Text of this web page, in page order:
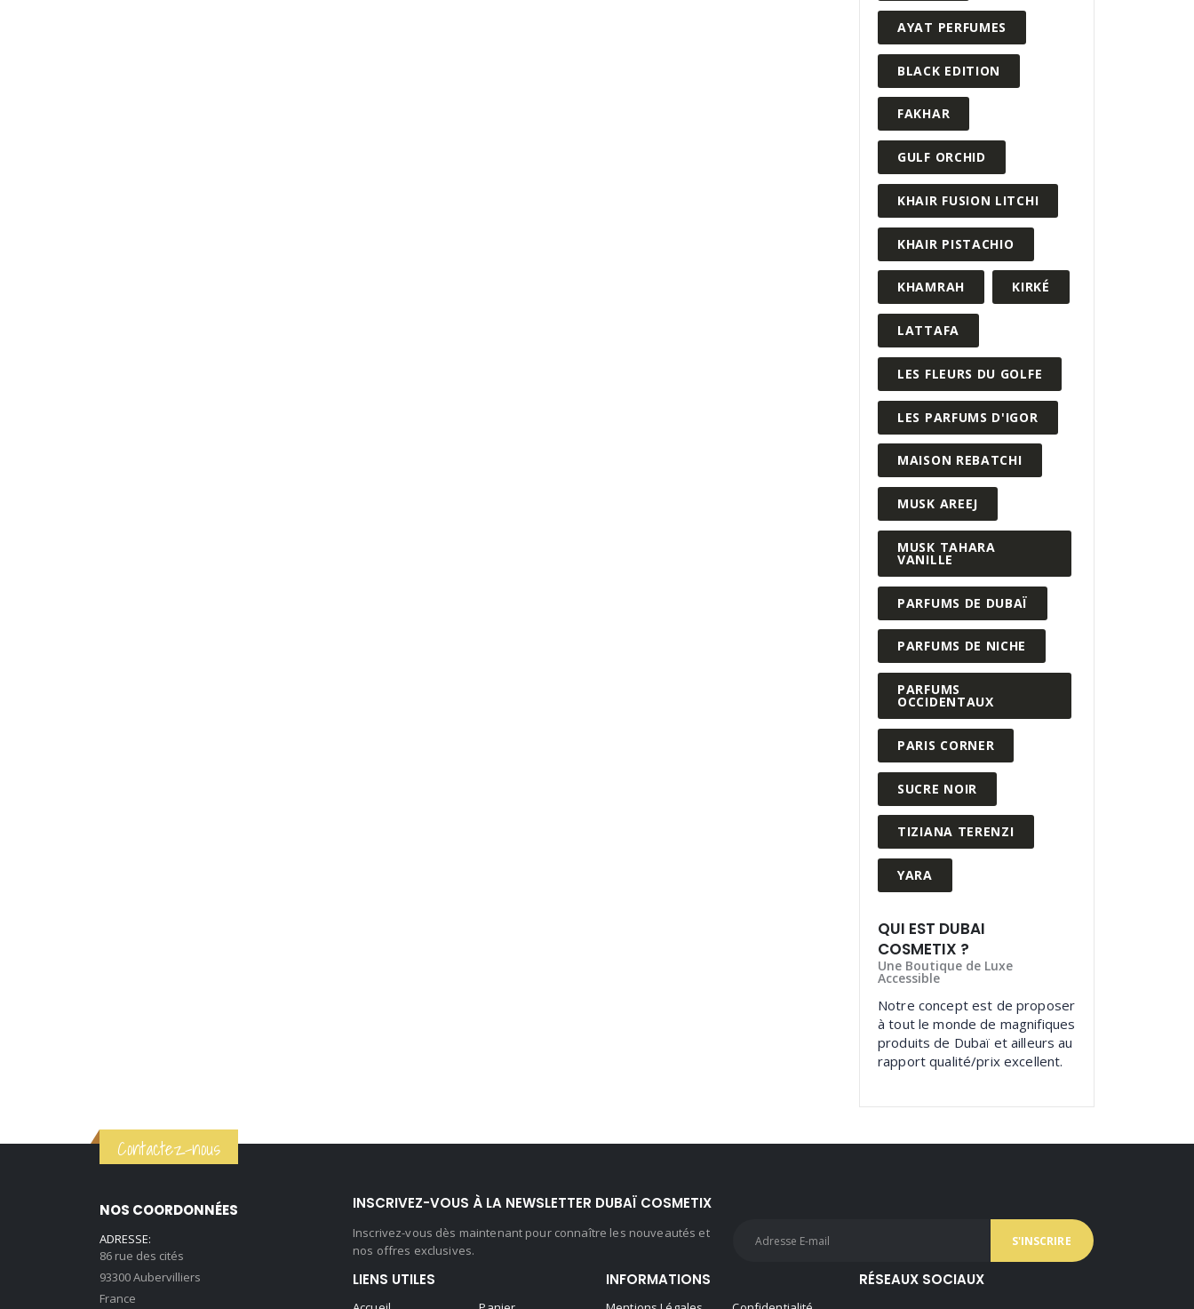
AYAT PERFUMES
BLACK EDITION
FAKHAR
GULF ORCHID
KHAIR FUSION LITCHI
KHAIR PISTACHIO
KHAMRAH KIRKÉ
LATTAFA
LES FLEURS DU GOLFE
LES PARFUMS D'IGOR
MAISON REBATCHI
MUSK AREEJ
MUSK TAHARA
VANILLE
PARFUMS DE DUBAÏ
PARFUMS DE NICHE
PARFUMS
OCCIDENTAUX
PARIS CORNER
SUCRE NOIR
TIZIANA TERENZI
YARA
QUI EST DUBAI
COSMETIX ?
Une Boutique de Luxe
Accessible
Notre concept est de proposer
à tout le monde de magnifiques
produits de Dubaï et ailleurs au
rapport qualité/prix excellent.
Contactez-nous
NOS COORDONNÉES
ADRESSE:
86 rue des cités
93300 Aubervilliers
France
INSCRIVEZ-VOUS À LA NEWSLETTER DUBAÏ COSMETIX
Inscrivez-vous dès maintenant pour connaître les nouveautés et
nos offres exclusives.
LIENS UTILES INFORMATIONS RÉSEAUX SOCIAUX